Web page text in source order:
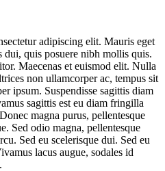
adipiscing elit. Mauris eget
quis posuere nibh mollis quis.
Maecenas et euismod elit. Nulla
non ullamcorper ac, tempus sit
ipsum. Suspendisse sagittis diam
sagittis est eu diam fringilla
magna purus, pellentesque
Sed odio magna, pellentesque
Sed eu scelerisque dui. Sed eu
lacus augue, sodales id